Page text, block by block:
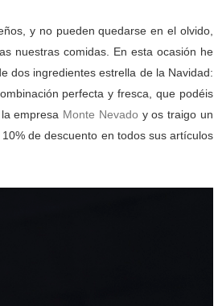
y no pueden quedarse en el olvido,
nuestras comidas. En esta ocasión he
dos ingredientes estrella de la Navidad:
perfecta y fresca, que podéis
empresa Monte Nevado y os traigo un
de descuento en todos sus artículos